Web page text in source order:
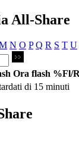
All-Share
N O P Q R S T U
Ora flash %Fl/
di 15 minuti